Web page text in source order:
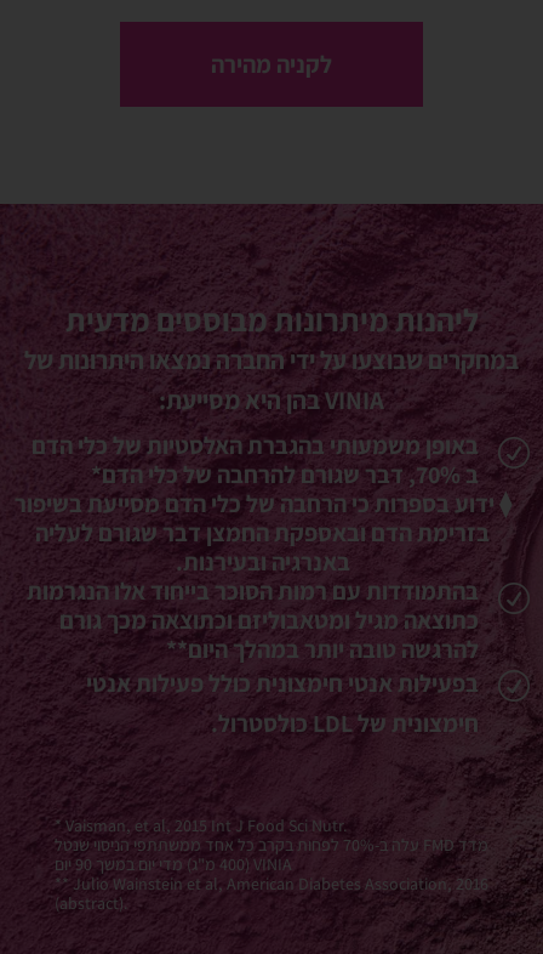
לקניה מהירה
ליהנות מיתרונות מבוססים מדעית
במחקרים שבוצעו על ידי החברה נמצאו היתרונות של
VINIA בהן היא מסייעת:
R
באופן משמעותי בהגברת האלסטיות של כלי הדם
ב 70%, דבר שגורם להרחבה של כלי הדם
*
⧫ ידוע בספרות כי הרחבה של כלי הדם מסייעת בשיפור
בזרימת הדם ובאספקת החמצן דבר שגורם לעליה
באנרגיה ובעירנות.
R
בהתמודדות עם רמות הסוכר בייחוד אלו הנגרמות
כתוצאה מגיל ומטאבוליזם וכתוצאה מכך גורם
להרגשה טובה יותר במהלך היום**
R
בפעילות אנטי חימצונית כולל פעילות אנטי
חימצונית של LDL כולסטרול.
* Vaisman, et al, 2015 Int J Food Sci Nutr.
מדד FMD עלה ב-70% לפחות בקרב כל אחד ממשתתפי הניסוי שנטל
VINIA (400 מ"ג) מדי יום במשך 90 יום
** Julio Wainstein et al, American Diabetes Association, 2016
(abstract).